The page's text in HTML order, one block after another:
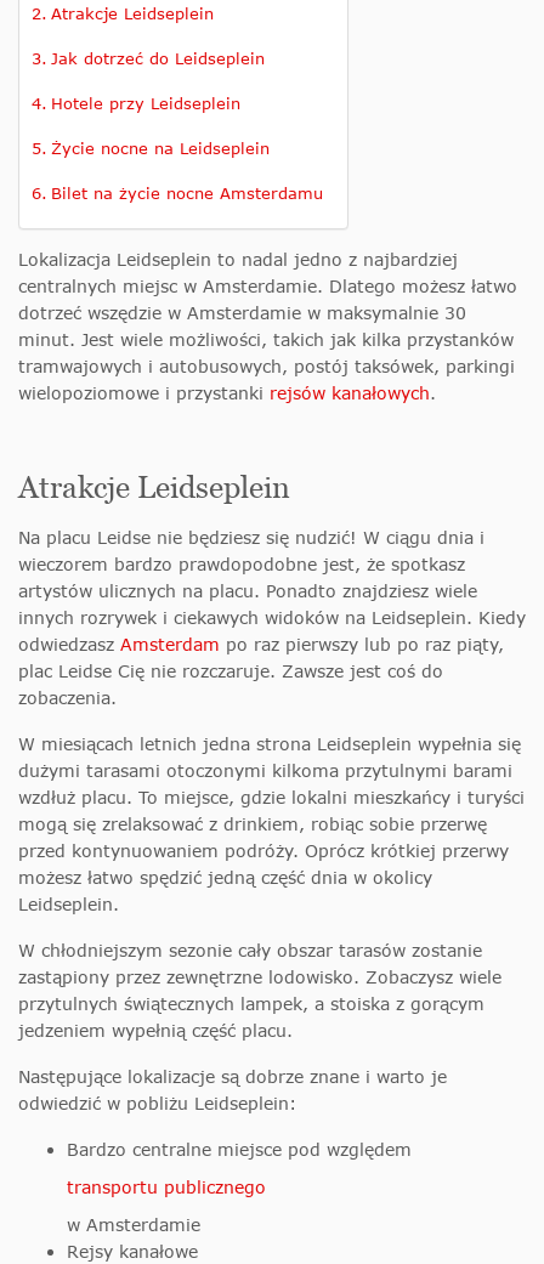
Atrakcje Leidseplein
Jak dotrzeć do Leidseplein
Hotele przy Leidseplein
Życie nocne na Leidseplein
Bilet na życie nocne Amsterdamu
Lokalizacja Leidseplein to nadal jedno z najbardziej
centralnych miejsc w Amsterdamie. Dlatego możesz łatwo
dotrzeć wszędzie w Amsterdamie w maksymalnie 30
minut. Jest wiele możliwości, takich jak kilka przystanków
tramwajowych i autobusowych, postój taksówek, parkingi
wielopoziomowe i przystanki rejsów kanałowych.
Atrakcje Leidseplein
Na placu Leidse nie będziesz się nudzić! W ciągu dnia i
wieczorem bardzo prawdopodobne jest, że spotkasz
artystów ulicznych na placu. Ponadto znajdziesz wiele
innych rozrywek i ciekawych widoków na Leidseplein. Kiedy
odwiedzasz Amsterdam po raz pierwszy lub po raz piąty,
plac Leidse Cię nie rozczaruje. Zawsze jest coś do
zobaczenia.
W miesiącach letnich jedna strona Leidseplein wypełnia się
dużymi tarasami otoczonymi kilkoma przytulnymi barami
wzdłuż placu. To miejsce, gdzie lokalni mieszkańcy i turyści
mogą się zrelaksować z drinkiem, robiąc sobie przerwę
przed kontynuowaniem podróży. Oprócz krótkiej przerwy
możesz łatwo spędzić jedną część dnia w okolicy
Leidseplein.
W chłodniejszym sezonie cały obszar tarasów zostanie
zastąpiony przez zewnętrzne lodowisko. Zobaczysz wiele
przytulnych świątecznych lampek, a stoiska z gorącym
jedzeniem wypełnią część placu.
Następujące lokalizacje są dobrze znane i warto je
odwiedzić w pobliżu Leidseplein:
Bardzo centralne miejsce pod względem
transportu publicznego
w Amsterdamie
Rejsy kanałowe